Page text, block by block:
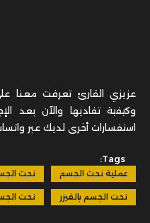
عزيزي القارئ تعرفت معنا
وكيفية تفاديها والآن بعد
استفسارات أخرى لديك عبر
Tags:
عملية نحت الجسم نحت
نحت الجسم بالفيزر نحت